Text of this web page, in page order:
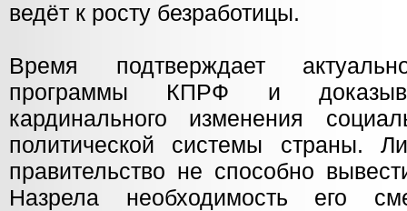
ведёт к росту безработицы.
Время подтверждает
программы КПРФ и
кардинального изменения
политической системы страны.
правительство не способно
Назрела необходимость его